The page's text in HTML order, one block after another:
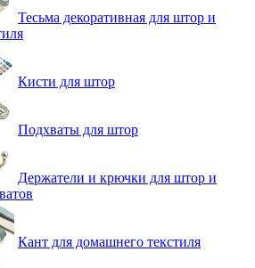
Тесьма декоративная для штор и
Кисти для штор
Подхваты для штор
Держатели и крючки для штор и
Кант для домашнего текстиля